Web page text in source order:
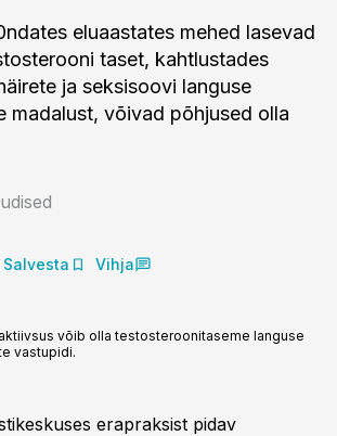
eluaastates mehed lasevad
taset, kahtlustades
ja seksisoovi languse
madalust, võivad põhjused olla
Salvesta Vihja
võib olla testosteroonitaseme languse
vastupidi.
erapraksist pidav